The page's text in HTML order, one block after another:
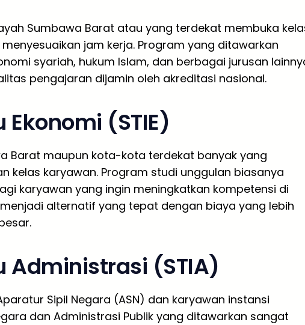
Sumbawa Barat atau yang terdekat membuka
jam kerja. Program yang ditawarkan
syariah, hukum Islam, dan berbagai jurusan
pengajaran dijamin oleh akreditasi nasional.
(STIE)
Barat maupun kota-kota terdekat banyak yang
kelas karyawan. Program studi unggulan biasanya
karyawan yang ingin meningkatkan kompetensi di
alternatif yang tepat dengan biaya yang lebih
Administrasi (STIA)
Sipil Negara (ASN) dan karyawan instansi
dan Administrasi Publik yang ditawarkan sangat